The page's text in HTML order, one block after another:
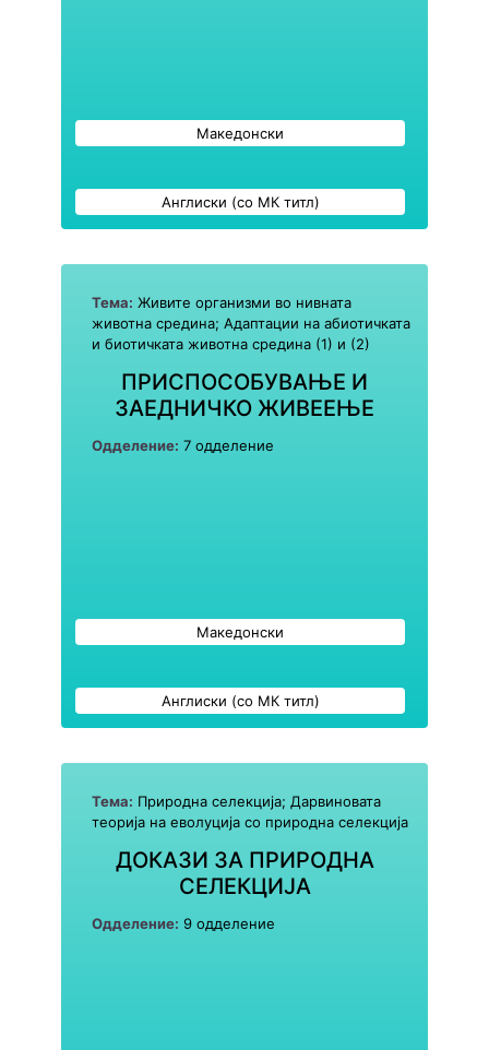
Англиски (со МК титл)
Македонски
Тема: Живите организми во нивната
животна средина; Адаптации на абиотичката
и биотичката животна средина (1) и (2)
ПРИСПОСОБУВАЊЕ И
ЗАЕДНИЧКО ЖИВЕЕЊЕ
Одделение: 7 одделение
Англиски (со МК титл)
Македонски
Тема: Природна селекција; Дарвиновата
теорија на еволуција со природна селекција
ДОКАЗИ ЗА ПРИРОДНА
СЕЛЕКЦИЈА
Одделение: 9 одделение